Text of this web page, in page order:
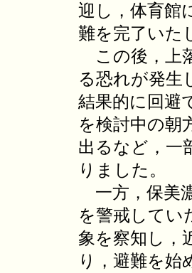
迎し，体育館
難を完了いた
この後，上
る恐れが発生
結果的に回避
を検討中の朝
出るなど，一
りました。
一方，保美
を警戒してい
象を察知し，
り，避難を始